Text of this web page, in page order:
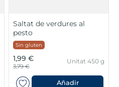
Saltat de verdures al
pesto
Sin gluten
1,99 €
3,79 €
Unitat 450 g
Añadir